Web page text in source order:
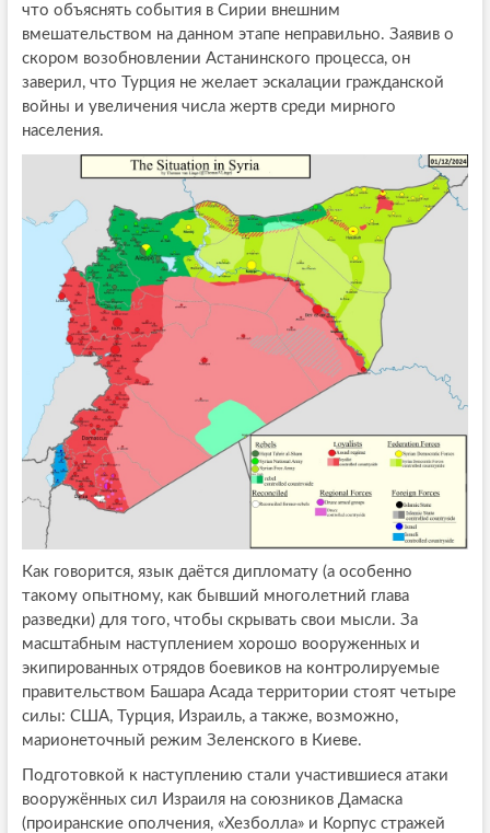
что объяснять события в Сирии внешним
вмешательством на данном этапе неправильно. Заявив о
скором возобновлении Астанинского процесса, он
заверил, что Турция не желает эскалации гражданской
войны и увеличения числа жертв среди мирного
населения.
Как говорится, язык даётся дипломату (а особенно
такому опытному, как бывший многолетний глава
разведки) для того, чтобы скрывать свои мысли. За
масштабным наступлением хорошо вооруженных и
экипированных отрядов боевиков на контролируемые
правительством Башара Асада территории стоят четыре
силы: США, Турция, Израиль, а также, возможно,
марионеточный режим Зеленского в Киеве.
Подготовкой к наступлению стали участившиеся атаки
вооружённых сил Израиля на союзников Дамаска
(проиранские ополчения, «Хезболла» и Корпус стражей